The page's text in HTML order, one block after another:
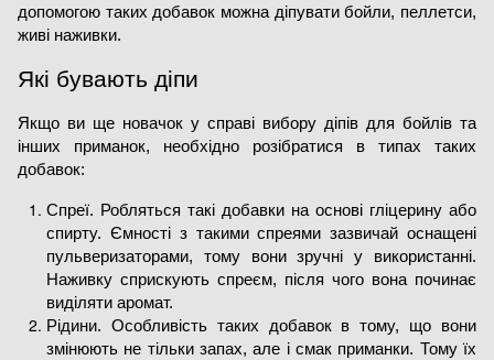
допомогою таких добавок можна діпувати бойли, пеллетси,
живі наживки.
Які бувають діпи
Якщо ви ще новачок у справі вибору діпів для бойлів та
інших приманок, необхідно розібратися в типах таких
добавок:
Спреї. Робляться такі добавки на основі гліцерину або
спирту. Ємності з такими спреями зазвичай оснащені
пульверизаторами, тому вони зручні у використанні.
Наживку сприскують спреєм, після чого вона починає
виділяти аромат.
Рідини. Особливість таких добавок в тому, що вони
змінюють не тільки запах, але і смак приманки. Тому їх